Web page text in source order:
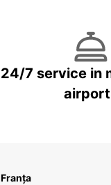
24/7 service in
Franța